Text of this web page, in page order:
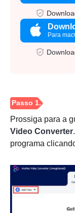
Para
Prossiga para a
Video Converter
programa